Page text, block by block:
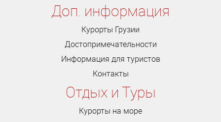
Доп. информация
Курорты Грузии
Достопримечательности
Информация для туристов
Контакты
Отдых и Туры
Курорты на море